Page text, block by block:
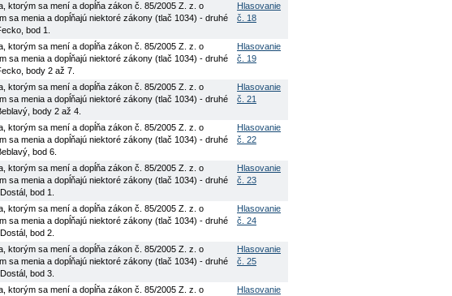
ktorým sa mení a dopĺňa zákon č. 85/2005 Z. z. o
menia a dopĺňajú niektoré zákony (tlač 1034) - druhé
bod 1.
Hlasovanie
č. 18
ktorým sa mení a dopĺňa zákon č. 85/2005 Z. z. o
menia a dopĺňajú niektoré zákony (tlač 1034) - druhé
body 2 až 7.
Hlasovanie
č. 19
ktorým sa mení a dopĺňa zákon č. 85/2005 Z. z. o
menia a dopĺňajú niektoré zákony (tlač 1034) - druhé
body 2 až 4.
Hlasovanie
č. 21
ktorým sa mení a dopĺňa zákon č. 85/2005 Z. z. o
menia a dopĺňajú niektoré zákony (tlač 1034) - druhé
bod 6.
Hlasovanie
č. 22
ktorým sa mení a dopĺňa zákon č. 85/2005 Z. z. o
menia a dopĺňajú niektoré zákony (tlač 1034) - druhé
bod 1.
Hlasovanie
č. 23
ktorým sa mení a dopĺňa zákon č. 85/2005 Z. z. o
menia a dopĺňajú niektoré zákony (tlač 1034) - druhé
bod 2.
Hlasovanie
č. 24
ktorým sa mení a dopĺňa zákon č. 85/2005 Z. z. o
menia a dopĺňajú niektoré zákony (tlač 1034) - druhé
bod 3.
Hlasovanie
č. 25
ktorým sa mení a dopĺňa zákon č. 85/2005 Z. z. o
Hlasovanie